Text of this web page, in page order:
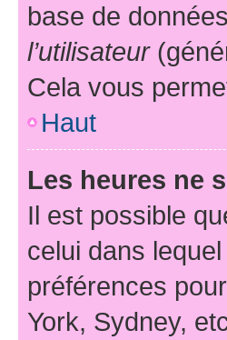
base de
l’utilisateur
Cela vous
Haut
Les heures ne
Il est possible
celui dans
préférences
York, Sydney,